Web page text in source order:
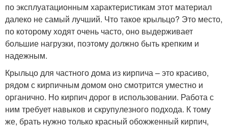
по эксплуатационным характеристикам этот материал
далеко не самый лучший. Что такое крыльцо? Это место,
по которому ходят очень часто, оно выдерживает
большие нагрузки, поэтому должно быть крепким и
надежным.
Крыльцо для частного дома из кирпича – это красиво,
рядом с кирпичным домом оно смотрится уместно и
органично. Но кирпич дорог в использовании. Работа с
ним требует навыков и скрупулезного подхода. К тому
же, брать нужно только красный обожженный кирпич,